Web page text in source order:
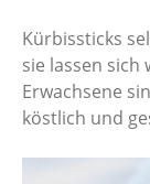
Kürbissticks
sie lassen
Erwachsene
köstlich und